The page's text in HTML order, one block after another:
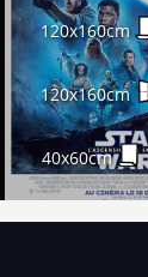
120x160cm
120x160cm
40x60cm
120x160cm